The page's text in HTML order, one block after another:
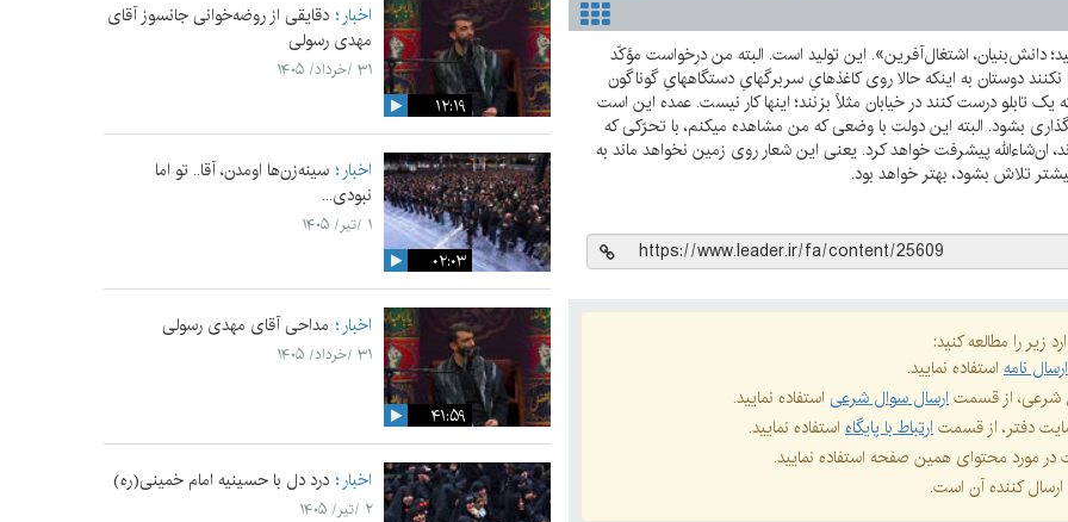
دانش‌بنیان، اشتغال‌آفرین». این تولید است. البته من درخواست مؤکّد
دوستان به اینکه حالا روی کاغذهایِ سربرگهایِ دستگاههایِ گوناگون
یک تابلو درست کنند در خیابان مثلاً بزنند؛ اینها کار نیست. عمده این است
بشود. البته این دولت با وضعی که من مشاهده میکنم، با تحرّکی که
ان‌شاءالله پیشرفت خواهد کرد. یعنی این شعار روی زمین نخواهد ماند به
تلاش بشود، بهتر خواهد بود.
زیر را مطالعه کنید:
ارسال نامهاستفاده نمایید.
شرعی، از قسمتارسال سوال شرعیاستفاده نمایید.
دفتر، از قسمتارتباط با پایگاهاستفاده نمایید.
در مورد محتوای همین صفحه استفاده نمایید.
کننده آن است.
۱۲:۱۹
اخبار دقایقی از روضه‌خوانی جانسوز آقای
مهدی رسولی
۳۱ /خرداد/ ۱۴۰۵
۰۲:۰۳
اخبار سینه‌زن‌ها اومدن،‌ آقا.. تو اما
نبودی...
۱ /تیر/ ۱۴۰۵
۴۱:۵۹
اخبار مداحی آقای مهدی رسولی
۳۱ /خرداد/ ۱۴۰۵
اخبار درد دل با حسینیه امام خمینی(ره)
۲ /تیر/ ۱۴۰۵